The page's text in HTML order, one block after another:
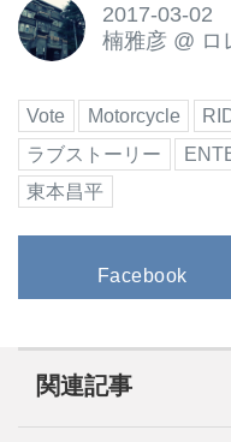
2017-03-02
楠雅彦 @ ロ
Vote Motorcycle
ラブストーリー
東本昌平
Facebook
関連記事